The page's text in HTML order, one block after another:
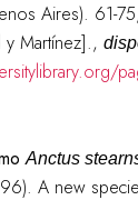
Aires). 61-
Martínez].,
Anctus
A new